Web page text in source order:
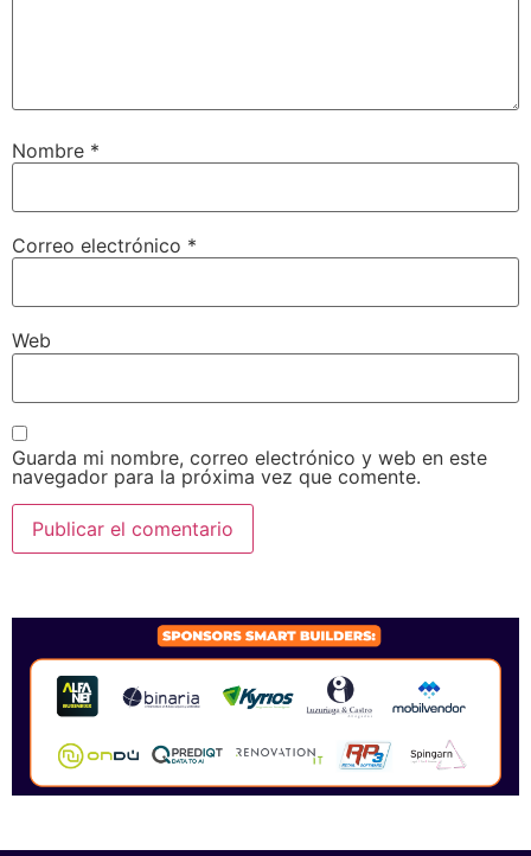
Nombre *
Correo electrónico *
Web
Guarda mi nombre, correo electrónico y web en este
navegador para la próxima vez que comente.